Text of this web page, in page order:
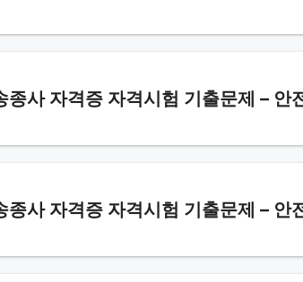
종사 자격증 자격시험 기출문제 –
종사 자격증 자격시험 기출문제 –